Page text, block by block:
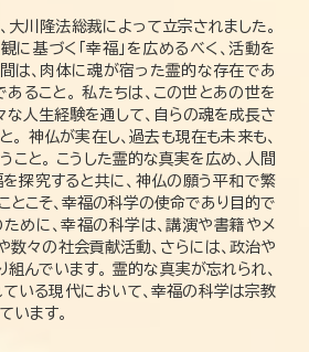
川隆法総裁によって立宗されました。
に基づく「幸福」を広めるべく、活動を
は、肉体に魂が宿った霊的な存在であ
あること。 私たちは、この世とあの世を
な人生経験を通して、自らの魂を成長さ
。 神仏が実在し、過去も現在も未来も、
こと。 こうした霊的な真実を広め、人間
探究すると共に、神仏の願う平和で繁
とこそ、幸福の科学の使命であり目的で
めに、幸福の科学は、講演や書籍やメ
数々の社会貢献活動、さらには、政治や
組んでいます。 霊的な真実が忘れられ、
いる現代において、幸福の科学は宗教
います。